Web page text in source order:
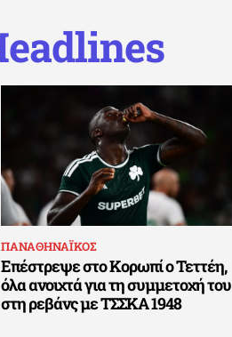
ΠΑΝΑΘΗΝΑΪΚΟΣ
Επέστρεψε στο Κορωπί ο Τεττέη,
όλα ανοιχτά για τη συμμετοχή του
στη ρεβάνς με ΤΣΣΚΑ 1948